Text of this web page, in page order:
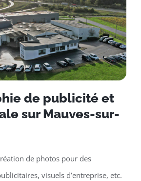
de publicité et
sur Mauves-sur-
de photos pour des
visuels d’entreprise, etc.